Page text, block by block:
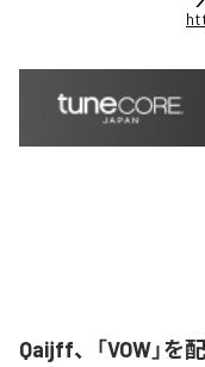
Qaijff、「VOW」を